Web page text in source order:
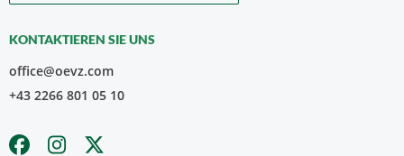
KONTAKTIEREN SIE UNS
office@oevz.com
+43 2266 801 05 10